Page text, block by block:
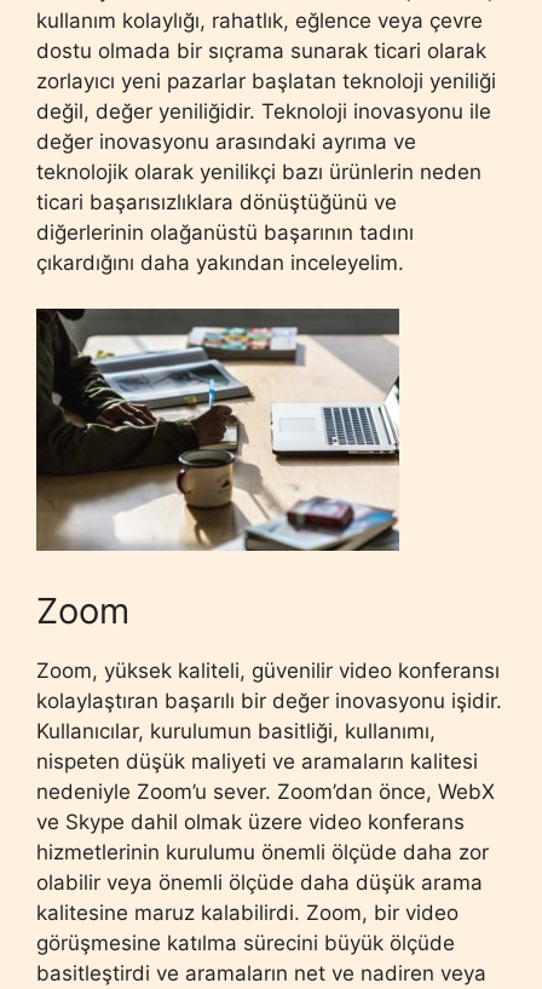
kullanım kolaylığı, rahatlık, eğlence veya çevre
dostu olmada bir sıçrama sunarak ticari olarak
zorlayıcı yeni pazarlar başlatan teknoloji yeniliği
değil, değer yeniliğidir. Teknoloji inovasyonu ile
değer inovasyonu arasındaki ayrıma ve
teknolojik olarak yenilikçi bazı ürünlerin neden
ticari başarısızlıklara dönüştüğünü ve
diğerlerinin olağanüstü başarının tadını
çıkardığını daha yakından inceleyelim.
Zoom
Zoom, yüksek kaliteli, güvenilir video konferansı
kolaylaştıran başarılı bir değer inovasyonu işidir.
Kullanıcılar, kurulumun basitliği, kullanımı,
nispeten düşük maliyeti ve aramaların kalitesi
nedeniyle Zoom’u sever. Zoom’dan önce, WebX
ve Skype dahil olmak üzere video konferans
hizmetlerinin kurulumu önemli ölçüde daha zor
olabilir veya önemli ölçüde daha düşük arama
kalitesine maruz kalabilirdi. Zoom, bir video
görüşmesine katılma sürecini büyük ölçüde
basitleştirdi ve aramaların net ve nadiren veya